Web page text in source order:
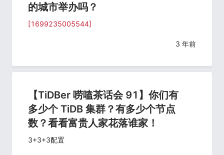
的城市举办吗？
[1699235005544]
3 年前
【TiDBer 唠嗑茶话会 91】你们有
多少个 TiDB 集群？有多少个节点
数？看看富贵人家花落谁家！
3+3+3配置